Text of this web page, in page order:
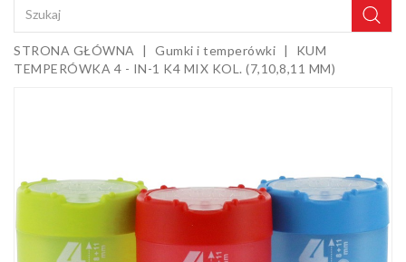
Kredki
Pastele,
media i
dodatki
Sztalugi i
Bloki,
STRONA GŁÓWNA Gumki i temperówki
KUM
TEMPERÓWKA 4 - IN-1 K4 MIX KOL. (7,10,8,11 MM)